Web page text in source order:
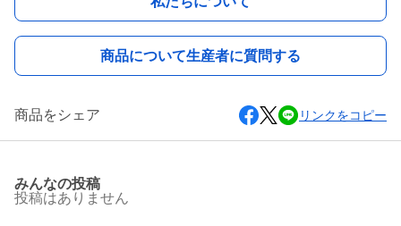
商品について生産者に質問する
商品をシェア リンクをコピー
みんなの投稿
投稿はありません